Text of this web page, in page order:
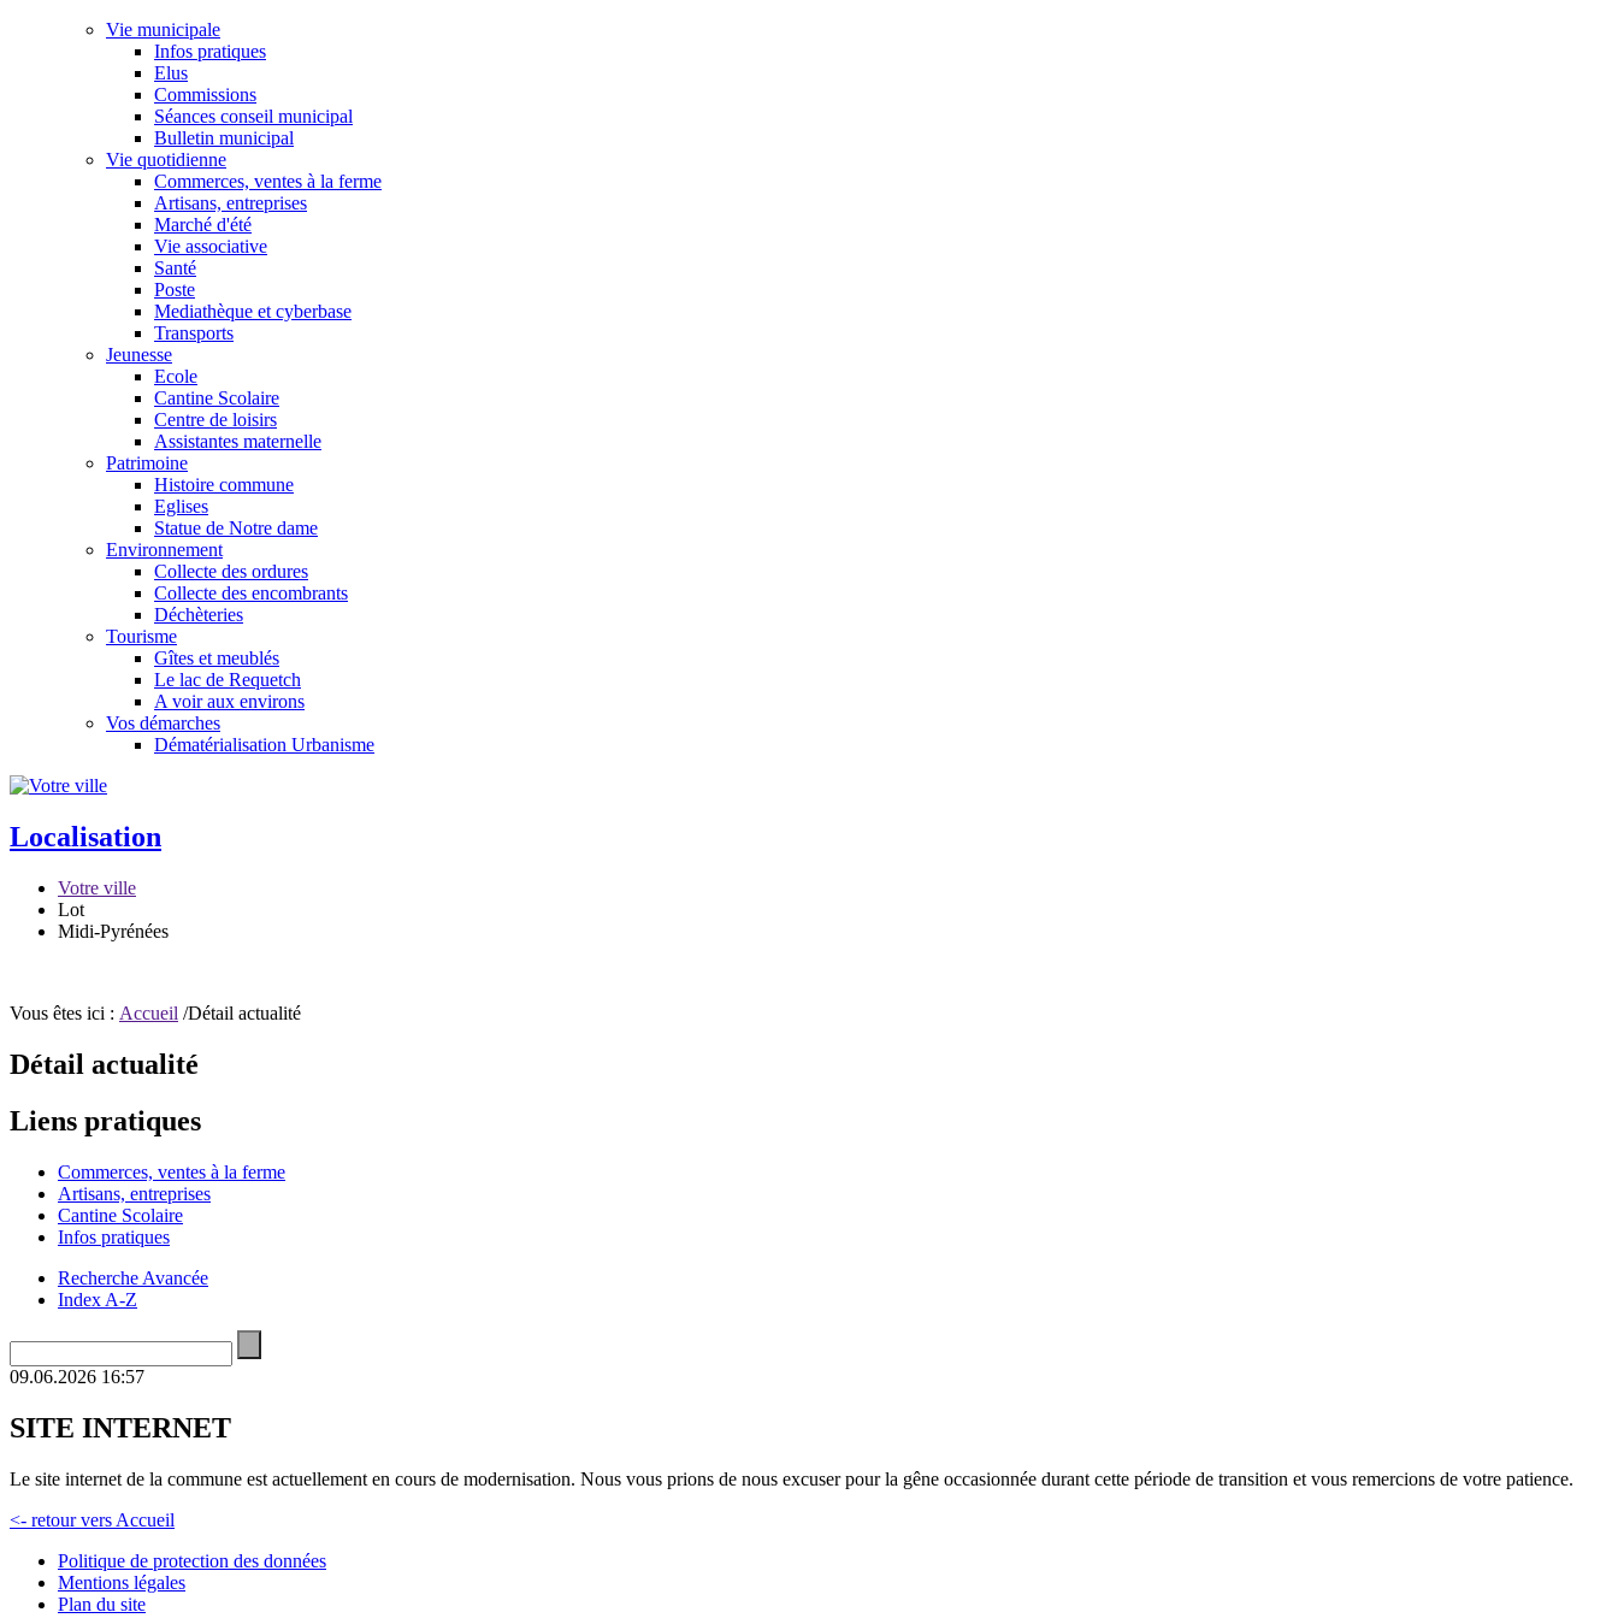
Vie municipale
Infos pratiques
Elus
Commissions
Séances conseil municipal
Bulletin municipal
Vie quotidienne
Commerces, ventes à la ferme
Artisans, entreprises
Marché d'été
Vie associative
Santé
Poste
Mediathèque et cyberbase
Transports
Jeunesse
Ecole
Cantine Scolaire
Centre de loisirs
Assistantes maternelle
Patrimoine
Histoire commune
Eglises
Statue de Notre dame
Environnement
Collecte des ordures
Collecte des encombrants
Déchèteries
Tourisme
Gîtes et meublés
Le lac de Requetch
A voir aux environs
Vos démarches
Dématérialisation Urbanisme
Localisation
Votre ville
Lot
Midi-Pyrénées
Vous êtes ici : Accueil /Détail actualité
Détail actualité
Liens pratiques
Commerces, ventes à la ferme
Artisans, entreprises
Cantine Scolaire
Infos pratiques
Recherche Avancée
Index A-Z
09.06.2026 16:57
SITE INTERNET
Le site internet de la commune est actuellement en cours de modernisation. Nous vous prions de nous excuser pour la gêne occasionnée durant cette période de transition et vous remercions de votre patience.
<- retour vers Accueil
Politique de protection des données
Mentions légales
Plan du site